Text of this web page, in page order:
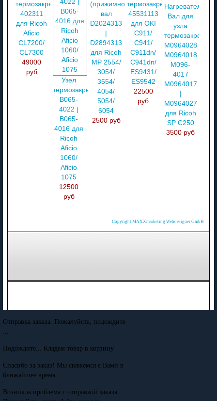
термозакрепления
402311
для Ricoh
Aficio
CL7200/
CL7300
49000
руб
Узел
термозакрепления
B065-
4022 |
B065-
4016 для
Ricoh
Aficio
1060/
Aficio
1075
12500
руб
(прижимной)
вал
D2024313
D2894313
для Ricoh
MP 2554/
3054/
3554/
4054/
5054/
6054
2500 руб
термозакрепления
45531113
для OKI
C911/
C941/
C911dn/
C941dn/
ES9431/
ES9542
22500
руб
Нагревательный
Вал для
узла
M0964028
M0964018
M096-
4017
M0964017
M0964027
для Ricoh
SP C250
3500 руб
Copyright MAXXmarketing Webdesigner GmbH
Отправка заказа. Пожалуйста, подождите
...
Подождите... Кладем товар в корзину
Спасибо за заказ! Мы свяжемся с Вами в
ближайшее время
Возникла проблема с отправкой заказа.